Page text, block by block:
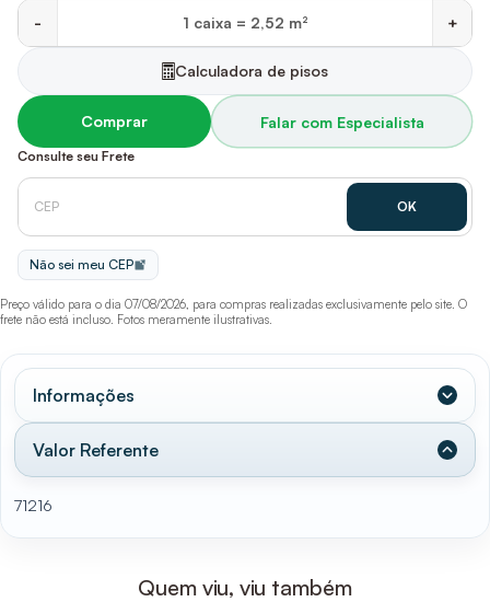
- +
Calculadora de pisos
Comprar Falar com Especialista
Consulte seu Frete
Não sei meu CEP
Preço válido para o dia 07/08/2026, para compras realizadas exclusivamente pelo site. O
frete não está incluso. Fotos meramente ilustrativas.
Informações
Valor Referente
71216
Quem viu, viu também